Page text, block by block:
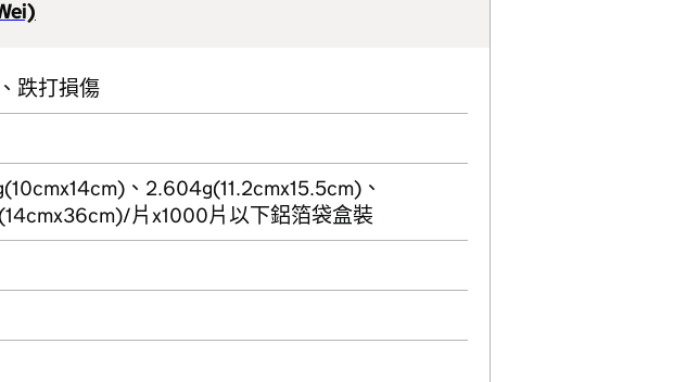
跌打損傷
、2.604g(11.2cmx15.5cm)、
片x1000片以下鋁箔袋盒裝